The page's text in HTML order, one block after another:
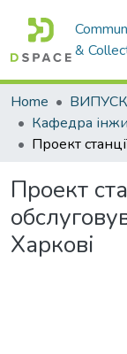
&
Home
Проект
Харкові